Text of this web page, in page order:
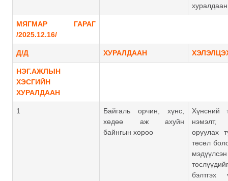
хуралдаан
МЯГМАР ГАРАГ
/2025.12.16/
Д/Д ХУРАЛДААН
НЭГ.АЖЛЫН
ХЭСГИЙН
ХУРАЛДААН
1
Байгаль орчин, хүнс,
хөдөө аж ахуйн
байнгын хороо
Хүнсний
оруулах
төсөл
бэлтгэх